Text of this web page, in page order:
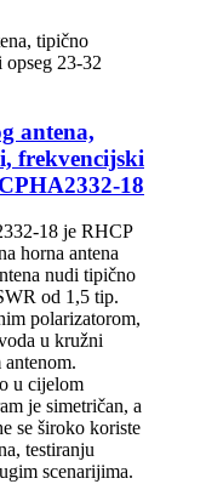
antena,
frekvencijski
18
18 je RHCP
horna antena
nudi tipično
od 1,5 tip.
polarizatorom,
u kružni
u cijelom
je simetričan, a
se široko koriste
testiranju
scenarijima.